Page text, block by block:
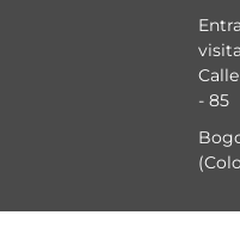
- 85